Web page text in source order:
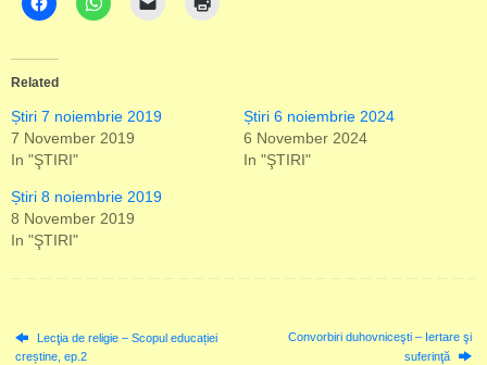
Related
Știri 7 noiembrie 2019
7 November 2019
In "ŞTIRI"
Știri 6 noiembrie 2024
6 November 2024
In "ŞTIRI"
Știri 8 noiembrie 2019
8 November 2019
In "ŞTIRI"
Lecţia de religie – Scopul educației
creștine, ep.2
Convorbiri duhovniceşti – Iertare şi
suferinţă